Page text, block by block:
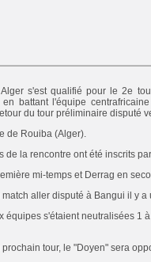
Alger s'est qualifié pour le 2e
en battant l'équipe
du tour préliminaire disputé
de Rouiba (Alger).
de la rencontre ont été inscrits
mi-temps et Derrag en
match aller disputé à Bangui il y
équipes s'étaient neutralisées 1
prochain tour, le "Doyen" sera